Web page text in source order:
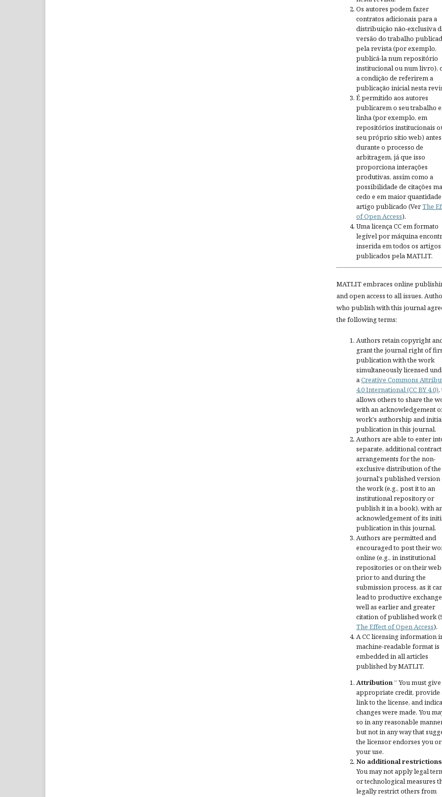
Os autores podem fazer
contratos adicionais para a
distribuição não-exclusiva
versão do trabalho
pela revista (por exemplo,
publicá-la num repositório
institucional ou num livro),
a condição de referirem a
publicação inicial nesta
É permitido aos autores
publicarem o seu trabalho
linha (por exemplo, em
repositórios institucionais
seu próprio sítio web) antes
durante o processo de
arbitragem, já que isso
proporciona interações
produtivas, assim como a
possibilidade de citações
cedo e em maior
artigo publicado (VerThe
of Open Access).
Uma licença CC em formato
legível por máquina
inserida em todos os artigos
publicados pela MATLIT.
MATLIT embraces online
and open access to all issues.
who publish with this journal
the following terms:
Authors retain copyright
grant the journal right of
publication with the work
simultaneously licensed
aCreative Commons
4.0 International (CC BY 4.0),
allows others to share the
with an acknowledgement
work's authorship and
publication in this journal.
Authors are able to enter
separate, additional
arrangements for the non-
exclusive distribution of the
journal's published version
the work (e.g., post it to an
institutional repository or
publish it in a book), with
acknowledgement of its
publication in this journal.
Authors are permitted and
encouraged to post their
online (e.g., in institutional
repositories or on their
prior to and during the
submission process, as it
lead to productive
well as earlier and greater
citation of published work
The Effect of Open Access).
A CC licensing information
machine-readable format is
embedded in all articles
published by MATLIT.
Attribution” You must give
appropriate credit, provide
link to the license, and
changes were made. You
so in any reasonable
but not in any way that
the licensor endorses you or
your use.
No additional restrictions
You may not apply legal
ortechnological measures
legally restrict others from